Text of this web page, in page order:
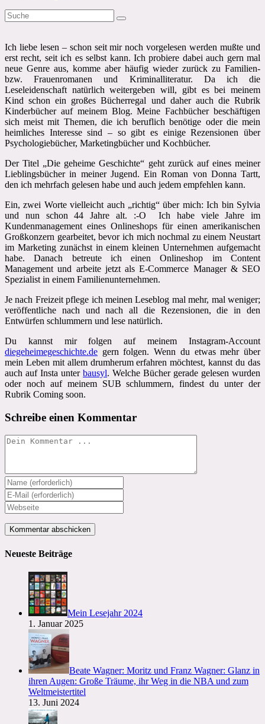
Ich liebe lesen – schon seit mir noch vorgelesen werden mußte und
erst recht, seit ich es selbst kann. Ich probiere dabei auch gern mal
neue Genre aus, komme aber häufig wieder zurück zu Familien-
bzw. Frauenromanen und Kriminalliteratur. Da ich die
Leseleidenschaft natürlich weitergeben will, gibt es bei meinem
Kind schon ein großes Bücherregal und daher auch die Rubrik
Kinderbücher auf meinem Blog. Meine Fachbücher beschäftigen
sich meist mit Themen, die ich beruflich benötige oder die mein
heimliches Interesse sind – so gibt es einige Rezensionen über
Psychologiebücher, Marketingbücher und Kochbücher.
Der Titel „Die geheime Geschichte“ geht zurück auf eines meiner
Lieblingsbücher in meiner Jugend. Ein Roman von Donna Tartt,
den ich mehrfach gelesen habe und auch jedem empfehlen kann.
Ein, zwei Worte vielleicht auch „richtig“ über mich: Ich bin Sylvia
und nun schon 44 Jahre alt. :-O Ich habe viele Jahre im
Kundenmanagement eines Onlineshops für einen amerikanischen
Großkonzern gearbeitet, bevor ich mich nochmal zu einem Neustart
im Marketing zunächst in einem kleinen Unternehmen aufgemacht
habe. Danach betreute ich einen Onlineshop im Content
Management und arbeite jetzt als E-Commerce Manager & SEO
Spezialist in einem Familienunternehmen.
Je nach Freizeit pflege ich meinen Leseblog mal mehr, mal weniger;
veröffentliche nach und nach all die Rezensionen, die in den
Entwürfen schlummern und lese natürlich.
Du kannst mir folgen auf meinem Instagram-Account
diegeheimegeschichte.de gern folgen. Wenn du etwas mehr über
mein Leben mit allem drumherum erfahren möchtest, kannst du das
auch auf Insta unter bausyl. Welche Bücher gerade gelesen wurden
oder noch auf meinem SUB schlummern, findest du unter der
Rubrik Coming soon.
Schreibe einen Kommentar
Kommentieren
Gib
deinen
Namen
oder
Benutzernamen
zum
ein
Gib
deine
E-
Mail-
Adresse
Kommentieren
Gib
deine
Website-
URL
ein
(optional)
Neueste Beiträge
Mein Lesejahr 2024
1. Januar 2025
Beate Wagner: Moritz und Franz Wagner: Glanz in
ihren Augen: Große Träume, ihr Weg in die NBA und zum
Weltmeistertitel
13. Juni 2024